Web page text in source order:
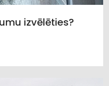
izvēlēties?